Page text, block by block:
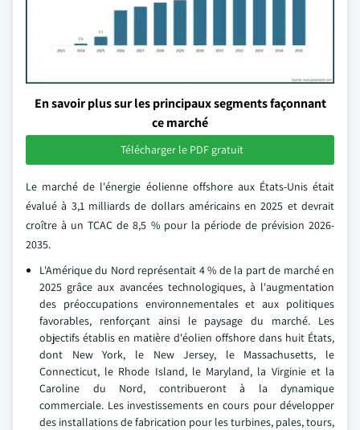
En savoir plus sur les principaux segments façonnant
ce marché
Télécharger le PDF gratuit
Le marché de l'énergie éolienne offshore aux États-Unis était
évalué à 3,1 milliards de dollars américains en 2025 et devrait
croître à un TCAC de 8,5 % pour la période de prévision 2026-
2035.
L'Amérique du Nord représentait 4 % de la part de marché en
2025 grâce aux avancées technologiques, à l'augmentation
des préoccupations environnementales et aux politiques
favorables, renforçant ainsi le paysage du marché. Les
objectifs établis en matière d'éolien offshore dans huit États,
dont New York, le New Jersey, le Massachusetts, le
Connecticut, le Rhode Island, le Maryland, la Virginie et la
Caroline du Nord, contribueront à la dynamique
commerciale. Les investissements en cours pour développer
des installations de fabrication pour les turbines, pales, tours,